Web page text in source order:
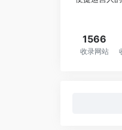
1566
收录网站